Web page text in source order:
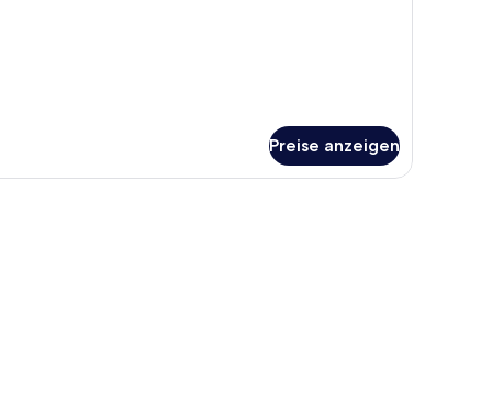
Preise anzeigen